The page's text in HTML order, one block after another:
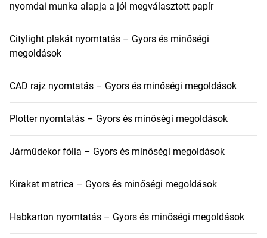
nyomdai munka alapja a jól megválasztott papír
Citylight plakát nyomtatás – Gyors és minőségi
megoldások
CAD rajz nyomtatás – Gyors és minőségi megoldások
Plotter nyomtatás – Gyors és minőségi megoldások
Járműdekor fólia – Gyors és minőségi megoldások
Kirakat matrica – Gyors és minőségi megoldások
Habkarton nyomtatás – Gyors és minőségi megoldások